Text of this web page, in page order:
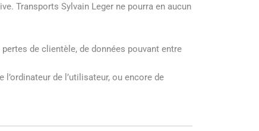
Transports Sylvain Leger ne pourra en aucun
de clientèle, de données pouvant entre
de l’utilisateur, ou encore de